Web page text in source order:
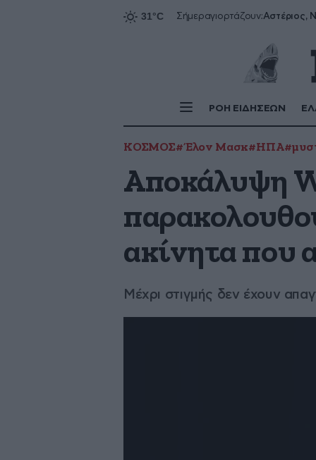
Σήμεραγιορτάζουν:Αστέριος,
ΡΟΗ ΕΙΔΗΣΕΩΝ
ΚΟΣΜΟΣ#Έλον Μασκ#ΗΠΑ
Αποκάλυψη
ακίνητα που
Μέχρι στιγμής δεν έχουν